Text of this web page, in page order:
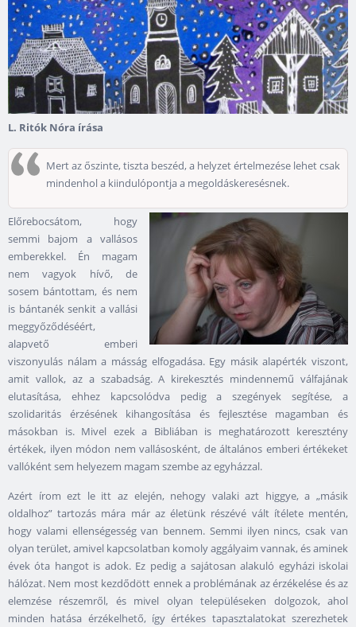
L. Ritók Nóra írása
Mert az őszinte, tiszta beszéd, a helyzet értelmezése lehet csak
mindenhol a kiindulópontja a megoldáskeresésnek.
Előrebocsátom, hogy
semmi bajom a vallásos
emberekkel. Én magam
nem vagyok hívő, de
sosem bántottam, és nem
is bántanék senkit a vallási
meggyőződéséért,
alapvető emberi
viszonyulás nálam a másság elfogadása. Egy másik alapérték viszont,
amit vallok, az a szabadság. A kirekesztés mindennemű válfajának
elutasítása, ehhez kapcsolódva pedig a szegények segítése, a
szolidaritás érzésének kihangosítása és fejlesztése magamban és
másokban is. Mivel ezek a Bibliában is meghatározott keresztény
értékek, ilyen módon nem vallásosként, de általános emberi értékeket
vallóként sem helyezem magam szembe az egyházzal.
Azért írom ezt le itt az elején, nehogy valaki azt higgye, a „másik
oldalhoz” tartozás mára már az életünk részévé vált ítélete mentén,
hogy valami ellenségesség van bennem. Semmi ilyen nincs, csak van
olyan terület, amivel kapcsolatban komoly aggályaim vannak, és aminek
évek óta hangot is adok. Ez pedig a sajátosan alakuló egyházi iskolai
hálózat. Nem most kezdődött ennek a problémának az érzékelése és az
elemzése részemről, és mivel olyan településeken dolgozok, ahol
minden hatása érzékelhető, így értékes tapasztalatokat szerezhetek